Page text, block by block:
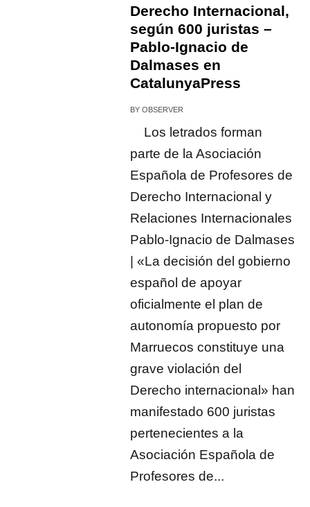
Derecho Internacional,
según 600 juristas –
Pablo-Ignacio de
Dalmases en
CatalunyaPress
BYOBSERVER
Los letrados forman
parte de la Asociación
Española de Profesores de
Derecho Internacional y
Relaciones Internacionales
Pablo-Ignacio de Dalmases
| «La decisión del gobierno
español de apoyar
oficialmente el plan de
autonomía propuesto por
Marruecos constituye una
grave violación del
Derecho internacional» han
manifestado 600 juristas
pertenecientes a la
Asociación Española de
Profesores de...